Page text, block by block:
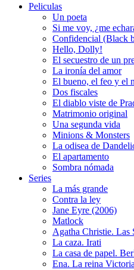
Peliculas
Un poeta
Si me voy, ¿me
Confidencial (Black
Hello, Dolly!
El secuestro de un
La ironía del amor
El bueno, el feo y el
Dos fiscales
El diablo viste de
Matrimonio original
Una segunda vida
Minions & Monsters
La odisea de
El apartamento
Sombra nómada
Series
La más grande
Contra la ley
Jane Eyre (2006)
Matlock
Agatha Christie. Las
La caza. Irati
La casa de papel.
Ena. La reina